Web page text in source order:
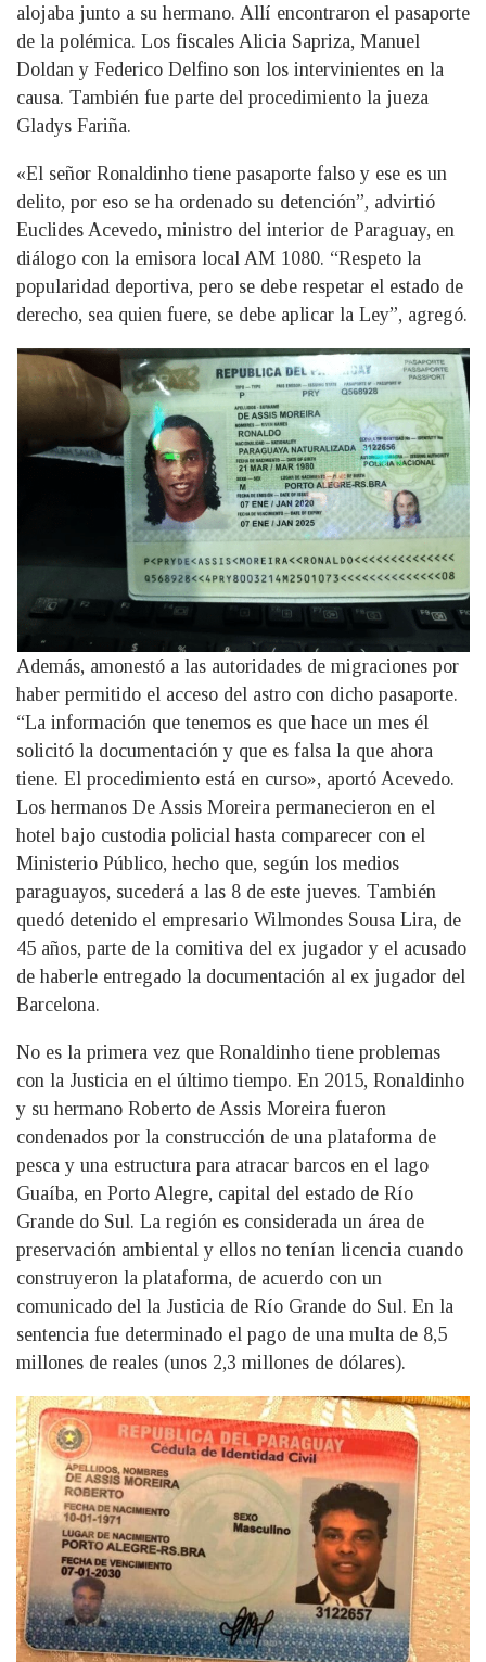
alojaba junto a su hermano. Allí encontraron el pasaporte
de la polémica. Los fiscales Alicia Sapriza, Manuel
Doldan y Federico Delfino son los intervinientes en la
causa. También fue parte del procedimiento la jueza
Gladys Fariña.
«El señor Ronaldinho tiene pasaporte falso y ese es un
delito, por eso se ha ordenado su detención”, advirtió
Euclides Acevedo, ministro del interior de Paraguay, en
diálogo con la emisora local AM 1080. “Respeto la
popularidad deportiva, pero se debe respetar el estado de
derecho, sea quien fuere, se debe aplicar la Ley”, agregó.
Además, amonestó a las autoridades de migraciones por
haber permitido el acceso del astro con dicho pasaporte.
“La información que tenemos es que hace un mes él
solicitó la documentación y que es falsa la que ahora
tiene. El procedimiento está en curso», aportó Acevedo.
Los hermanos De Assis Moreira permanecieron en el
hotel bajo custodia policial hasta comparecer con el
Ministerio Público, hecho que, según los medios
paraguayos, sucederá a las 8 de este jueves. También
quedó detenido el empresario Wilmondes Sousa Lira, de
45 años, parte de la comitiva del ex jugador y el acusado
de haberle entregado la documentación al ex jugador del
Barcelona.
No es la primera vez que Ronaldinho tiene problemas
con la Justicia en el último tiempo. En 2015, Ronaldinho
y su hermano Roberto de Assis Moreira fueron
condenados por la construcción de una plataforma de
pesca y una estructura para atracar barcos en el lago
Guaíba, en Porto Alegre, capital del estado de Río
Grande do Sul. La región es considerada un área de
preservación ambiental y ellos no tenían licencia cuando
construyeron la plataforma, de acuerdo con un
comunicado del la Justicia de Río Grande do Sul. En la
sentencia fue determinado el pago de una multa de 8,5
millones de reales (unos 2,3 millones de dólares).